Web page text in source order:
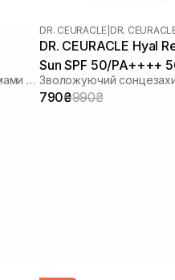
Сонцезахисний лосьйон з ліпосомами на стабільних фільтрах
DR. CEURACLE DR.
DR. CEURACLE Hyal
Sun SPF 50/PA++++
790₴990₴